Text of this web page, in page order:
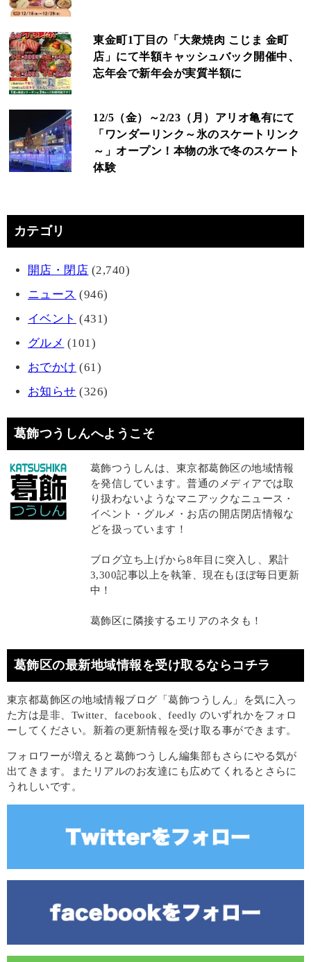
東金町1丁目の「大衆焼肉 こじま 金町
店」にて半額キャッシュバック開催中、
忘年会で新年会が実質半額に
12/5（金）～2/23（月）アリオ亀有にて
「ワンダーリンク～氷のスケートリンク
～」オープン！本物の氷で冬のスケート
体験
カテゴリ
開店・閉店 (2,740)
ニュース (946)
イベント (431)
グルメ (101)
おでかけ (61)
お知らせ (326)
葛飾つうしんへようこそ
葛飾つうしんは、東京都葛飾区の地域情報
を発信しています。普通のメディアでは取
り扱わないようなマニアックなニュース・
イベント・グルメ・お店の開店閉店情報な
どを扱っています！
ブログ立ち上げから8年目に突入し、累計
3,300記事以上を執筆、現在もほぼ毎日更新
中！
葛飾区に隣接するエリアのネタも！
葛飾区の最新地域情報を受け取るならコチラ
東京都葛飾区の地域情報ブログ「葛飾つうしん」を気に入っ
た方は是非、Twitter、facebook、feedly のいずれかをフォロ
ーしてください。新着の更新情報を受け取る事ができます。
フォロワーが増えると葛飾つうしん編集部もさらにやる気が
出てきます。またリアルのお友達にも広めてくれるとさらに
うれしいです。